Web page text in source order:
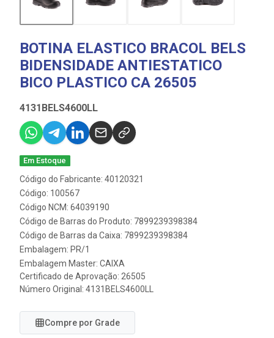
BOTINA ELASTICO BRACOL BELS
BIDENSIDADE ANTIESTATICO
BICO PLASTICO CA 26505
4131BELS4600LL
Em Estoque
Código do Fabricante: 40120321
Código: 100567
Código NCM: 64039190
Código de Barras do Produto: 7899239398384
Código de Barras da Caixa: 7899239398384
Embalagem: PR/1
Embalagem Master: CAIXA
Certificado de Aprovação: 26505
Número Original: 4131BELS4600LL
Compre por Grade